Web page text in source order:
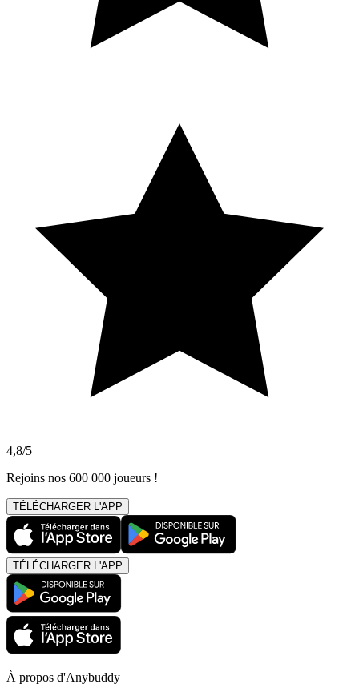
4,8/5
Rejoins nos 600 000 joueurs !
TÉLÉCHARGER L'APP
TÉLÉCHARGER L'APP
À propos d'Anybuddy